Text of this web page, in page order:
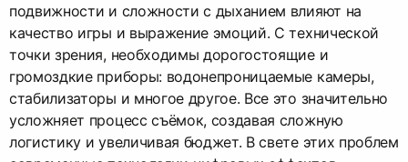
подвижности и сложности с дыханием влияют на
качество игры и выражение эмоций. С технической
точки зрения, необходимы дорогостоящие и
громоздкие приборы: водонепроницаемые камеры,
стабилизаторы и многое другое. Все это значительно
усложняет процесс съёмок, создавая сложную
логистику и увеличивая бюджет. В свете этих проблем